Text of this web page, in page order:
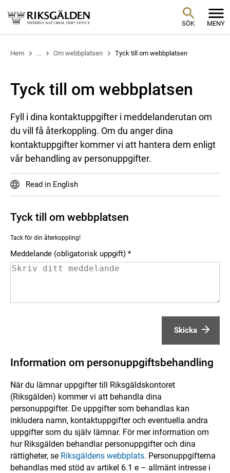
SÖK MENY
Hem ... Om webbplatsen Tyck till om webbplatsen
Tyck till om webbplatsen
Fyll i dina kontaktuppgifter i meddelanderutan om
du vill få återkoppling. Om du anger dina
kontaktuppgifter kommer vi att hantera dem enligt
vår behandling av personuppgifter.
Read in English
Tyck till om webbplatsen
Tack för din återkoppling!
Meddelande (obligatorisk uppgift)
Skicka
Information om personuppgiftsbehandling
När du lämnar uppgifter till Riksgäldskontoret
(Riksgälden) kommer vi att behandla dina
personuppgifter. De uppgifter som behandlas kan
inkludera namn, kontaktuppgifter och eventuella andra
uppgifter som du själv lämnar. För mer information om
hur Riksgälden behandlar personuppgifter och dina
rättigheter, se Riksgäldens webbplats. Personuppgifterna
behandlas med stöd av artikel 6.1 e – allmänt intresse i